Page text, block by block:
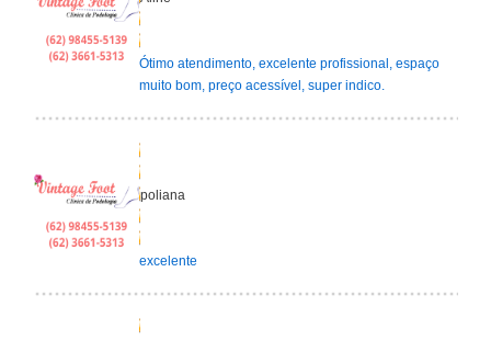
Ótimo atendimento, excelente profissional, espaço
muito bom, preço acessível, super indico.
poliana
excelente